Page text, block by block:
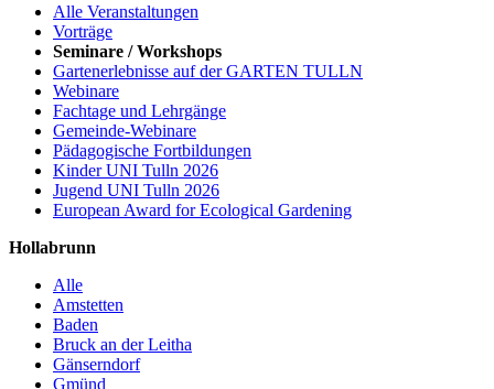
Alle Veranstaltungen
Vorträge
Seminare / Workshops
Gartenerlebnisse auf der GARTEN TULLN
Webinare
Fachtage und Lehrgänge
Gemeinde-Webinare
Pädagogische Fortbildungen
Kinder UNI Tulln 2026
Jugend UNI Tulln 2026
European Award for Ecological Gardening
Hollabrunn
Alle
Amstetten
Baden
Bruck an der Leitha
Gänserndorf
Gmünd